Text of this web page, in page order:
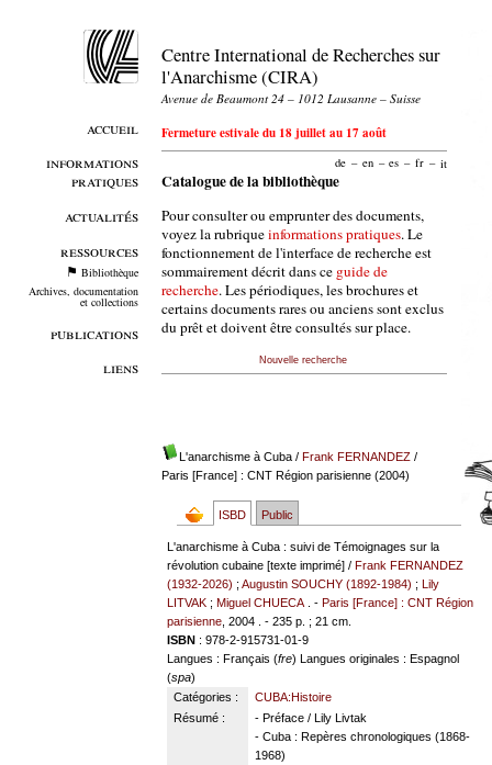
accueil
informations
pratiques
actualités
ressources
Bibliothèque
Archives, documentation
et collections
publications
liens
Centre International de Recherches sur
l'Anarchisme (CIRA)
Avenue de Beaumont 24 – 1012 Lausanne – Suisse
Fermeture estivale du 18 juillet au 17 août
de – en – es – fr – it
Catalogue de la bibliothèque
Pour consulter ou emprunter des documents,
voyez la rubriqueinformations pratiques. Le
fonctionnement de l'interface de recherche est
sommairement décrit dans ce guide de
recherche. Les périodiques, les brochures et
certains documents rares ou anciens sont exclus
du prêt et doivent être consultés sur place.
Nouvelle recherche
L'anarchisme à Cuba/ Frank FERNANDEZ/
Paris [France] : CNT Région parisienne (2004)
ISBD Public
L'anarchisme à Cuba : suivi de Témoignages sur la
révolution cubaine [texte imprimé] /Frank FERNANDEZ
(1932-2026) ;Augustin SOUCHY (1892-1984) ;Lily
LITVAK ;Miguel CHUECA . -Paris [France] : CNT Région
parisienne , 2004 . - 235 p. ; 21 cm.
ISBN : 978-2-915731-01-9
Langues : Français (fre)Langues originales : Espagnol
(spa)
Catégories :
CUBA:Histoire
Résumé :
- Préface / Lily Livtak
- Cuba : Repères chronologiques (1868-
1968)